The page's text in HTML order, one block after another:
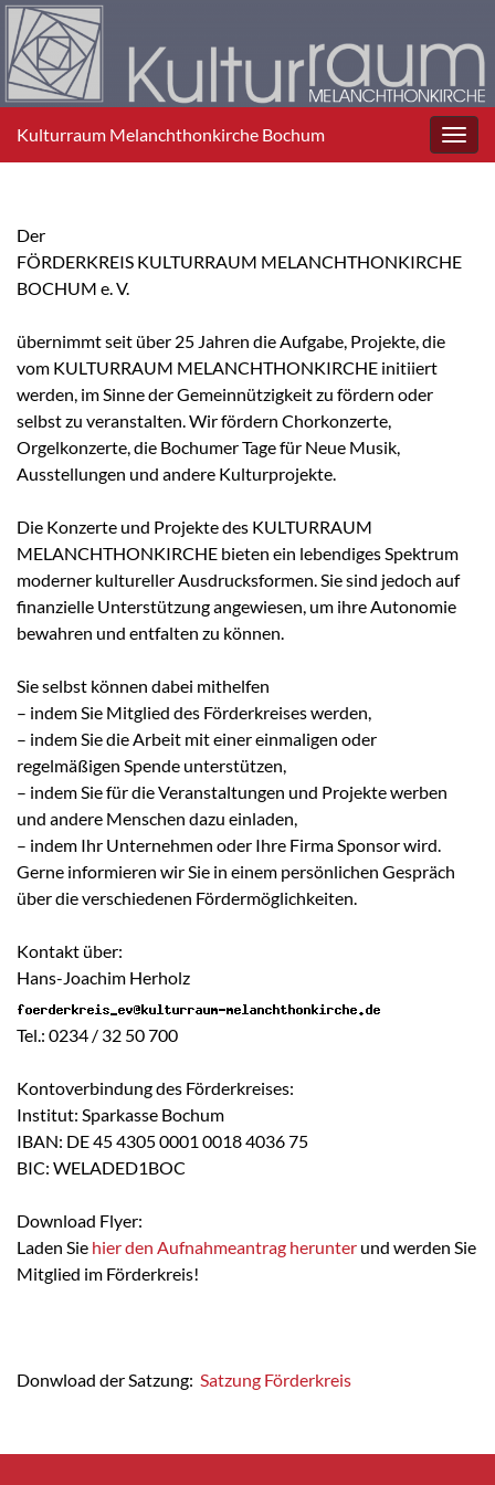
Kulturraum Melanchthonkirche Bochum
Der
FÖRDERKREIS KULTURRAUM MELANCHTHONKIRCHE
BOCHUM e. V.
übernimmt seit über 25 Jahren die Aufgabe, Projekte, die
vom KULTURRAUM MELANCHTHONKIRCHE initiiert
werden, im Sinne der Gemeinnützigkeit zu fördern oder
selbst zu veranstalten. Wir fördern Chorkonzerte,
Orgelkonzerte, die Bochumer Tage für Neue Musik,
Ausstellungen und andere Kulturprojekte.
Die Konzerte und Projekte des KULTURRAUM
MELANCHTHONKIRCHE bieten ein lebendiges Spektrum
moderner kultureller Ausdrucksformen. Sie sind jedoch auf
finanzielle Unterstützung angewiesen, um ihre Autonomie
bewahren und entfalten zu können.
Sie selbst können dabei mithelfen
– indem Sie Mitglied des Förderkreises werden,
– indem Sie die Arbeit mit einer einmaligen oder
regelmäßigen Spende unterstützen,
– indem Sie für die Veranstaltungen und Projekte werben
und andere Menschen dazu einladen,
– indem Ihr Unternehmen oder Ihre Firma Sponsor wird.
Gerne informieren wir Sie in einem persönlichen Gespräch
über die verschiedenen Fördermöglichkeiten.
Kontakt über:
Hans-Joachim Herholz
Tel.: 0234 / 32 50 700
Kontoverbindung des Förderkreises:
Institut: Sparkasse Bochum
IBAN: DE 45 4305 0001 0018 4036 75
BIC: WELADED1BOC
Download Flyer:
Laden Sie hier den Aufnahmeantrag herunter und werden Sie
Mitglied im Förderkreis!
Donwload der Satzung: Satzung Förderkreis